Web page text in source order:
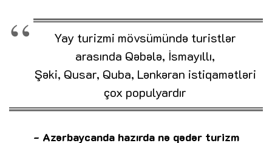
Yay turizmi mövsümündə turistlər
arasında Qəbələ, İsmayıllı,
Şəki, Qusar, Quba, Lənkəran istiqamətləri
çox populyardır
- Azərbaycanda hazırda nə qədər turizm